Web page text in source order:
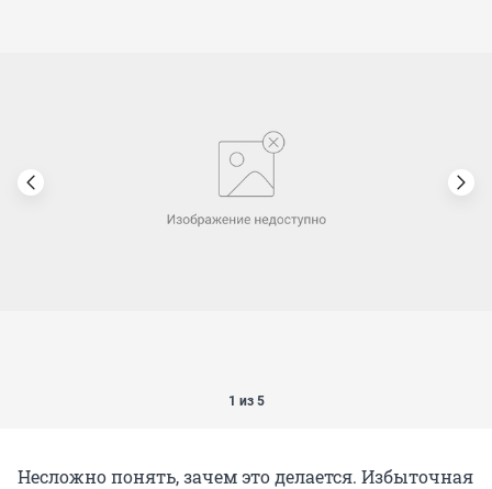
1 из 5
Несложно понять, зачем это делается. Избыточная